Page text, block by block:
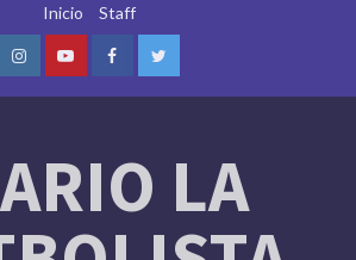
Inicio Staff
InstagramYoutubeFacebookTwitter
LA